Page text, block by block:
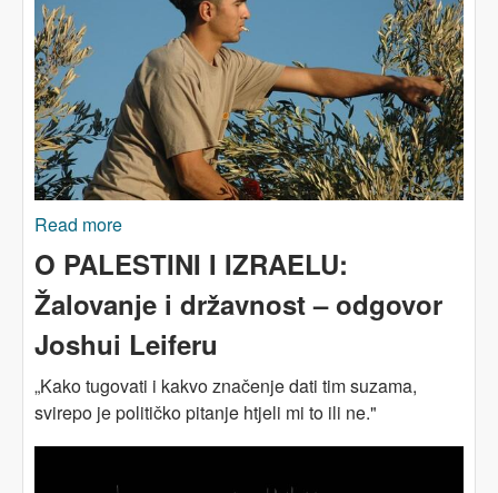
Read more
O PALESTINI I IZRAELU:
Žalovanje i državnost – odgovor
Joshui Leiferu
„Kako tugovati i kakvo značenje dati tim suzama,
svirepo je političko pitanje htjeli mi to ili ne."